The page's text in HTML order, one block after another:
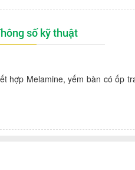
số kỹ thuật
hợp Melamine, yếm bàn có ốp